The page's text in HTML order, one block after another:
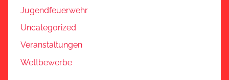
Jugendfeuerwehr
Uncategorized
Veranstaltungen
Wettbewerbe